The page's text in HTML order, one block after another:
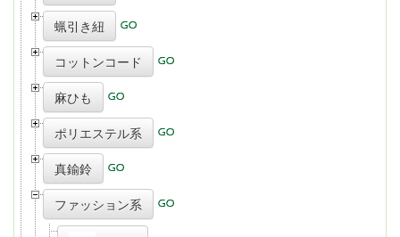
蝋引き紐
コットンコード
麻ひも
ポリエステル系
真鍮鈴
ファッション系